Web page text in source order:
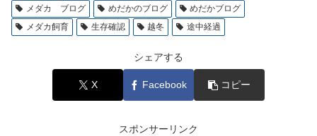
メダカ ブログ
めだかのブログ
めだかブログ
メダカ飼育
生存確認 越冬 途中経過
シェアする
X Facebook コピー
スポンサーリンク